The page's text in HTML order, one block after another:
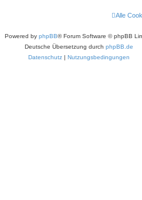
Alle
Powered by phpBB® Forum Software © phpBB
Deutsche Übersetzung durch phpBB.de
Datenschutz | Nutzungsbedingungen